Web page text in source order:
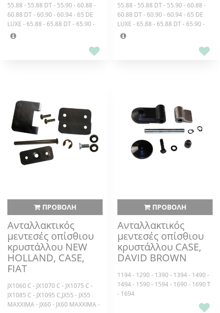
55.88 - 55.88 DT - 55.90 - 60.88 -
60.88 DT - 60.90 - 60.94 - 65 DE
LUXE - 65.88 - 65.88 DT - 65.90 -
65.94 - 70 DE LUXE - 70.88 - 70.88
80.88 - 80.88 DT - 80.90 - 82.94 -
70.90 - 72.94 - 80.90 - 82.94 -
88.94 - 580 - 680 - 780 - 880 -
880/4 - 880/5 - 980,70.90 - 72.94 -
80.90 - 82.94 - 85.90 - 88.94 -
90.90 - 100.90 - 110.90 - 115.90 -
130.90 - 140.90 - 160.90 - 180.90 -
580 - 680 - 780 - 880/5 - 980 - 1180
- 1280 - 1380 - 1580 - 1580 T -
55.88 - 55.88 DT - 55.90 - 60.88 -
60.88 DT - 60.90 - 60.94 - 65 DE
LUXE - 65.88 - 65.88 DT - 65.90 -
65.94 - 70 DE LUXE - 70.88 - 70.88
80.88 - 80.88 DT - 80.90 - 82.94 -
110.90 - 115.90 - 130.90 - 140.90 -
160.90 - 180.90 - 580 - 680 - 780 -
880/5 - 980 - 1180 - 1280 - 1380 -
1580 - 1580 T - 1880
ΠΡΟΒΟΛΗ
Ανταλλακτικός
μεντεσές οπίσθιου
κρυστάλλου NEW
HOLLAND, CASE,
FIAT
JX1060 C - JX1070 C - JX1075 C -
JX1085 C - JX1095 C,JX55 - JX55
MAXXIMA - JX60 - JX60 MAXXIMA -
ΠΡΟΒΟΛΗ
Ανταλλακτικός
μεντεσές οπίσθιου
κρυστάλλου CASE,
DAVID BROWN
1194 - 1290 - 1390 - 1394 - 1490 -
1494 - 1590 - 1594 - 1690 - 1690 T
- 1694